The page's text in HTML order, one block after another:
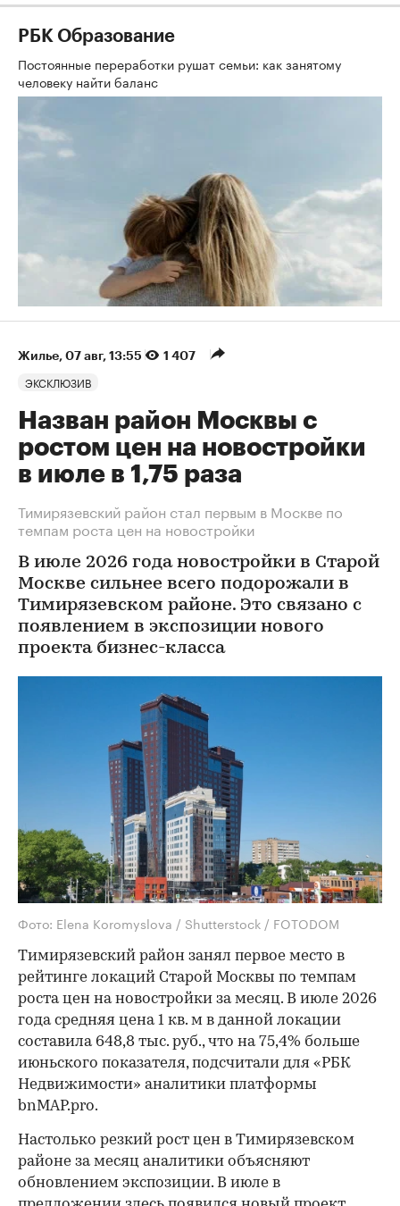
РБК Образование
Постоянные переработки рушат семьи: как занятому
человеку найти баланс
Жилье⁠, 07 авг, 13:55 1 407
ЭКСКЛЮЗИВ
Назван район Москвы с
ростом цен на новостройки
в июле в 1,75 раза
Тимирязевский район стал первым в Москве по
темпам роста цен на новостройки
В июле 2026 года новостройки в Старой
Москве сильнее всего подорожали в
Тимирязевском районе. Это связано с
появлением в экспозиции нового
проекта бизнес-класса
Фото: Elena Koromyslova / Shutterstock / FOTODOM
Тимирязевский район занял первое место в
рейтинге локаций Старой Москвы по темпам
роста цен на новостройки за месяц. В июле 2026
года средняя цена 1 кв. м в данной локации
составила 648,8 тыс. руб., что на 75,4% больше
июньского показателя, подсчитали для «РБК
Недвижимости» аналитики платформы
bnMAP.pro.
Настолько резкий рост цен в Тимирязевском
районе за месяц аналитики объясняют
обновлением экспозиции. В июле в